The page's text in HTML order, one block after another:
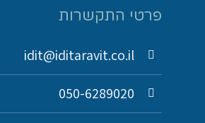
פרטי התקשרות
idit@iditaravit.co.il
050-6289020